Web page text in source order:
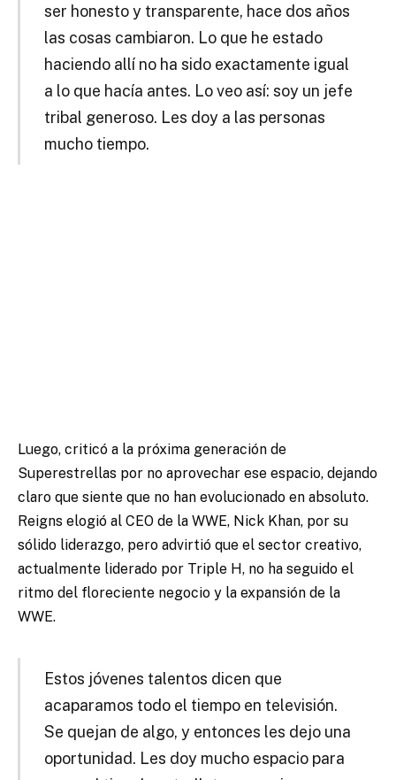
ser honesto y transparente, hace dos años
las cosas cambiaron. Lo que he estado
haciendo allí no ha sido exactamente igual
a lo que hacía antes. Lo veo así: soy un jefe
tribal generoso. Les doy a las personas
mucho tiempo.
Luego, criticó a la próxima generación de
Superestrellas por no aprovechar ese espacio, dejando
claro que siente que no han evolucionado en absoluto.
Reigns elogió al CEO de la WWE, Nick Khan, por su
sólido liderazgo, pero advirtió que el sector creativo,
actualmente liderado por Triple H, no ha seguido el
ritmo del floreciente negocio y la expansión de la
WWE.
Estos jóvenes talentos dicen que
acaparamos todo el tiempo en televisión.
Se quejan de algo, y entonces les dejo una
oportunidad. Les doy mucho espacio para